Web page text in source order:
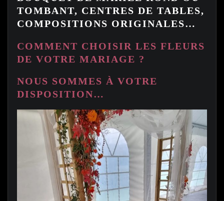
TOMBANT, CENTRES DE TABLES,
COMPOSITIONS ORIGINALES…
COMMENT CHOISIR LES FLEURS
DE VOTRE MARIAGE ?
NOUS SOMMES À VOTRE
DISPOSITION…